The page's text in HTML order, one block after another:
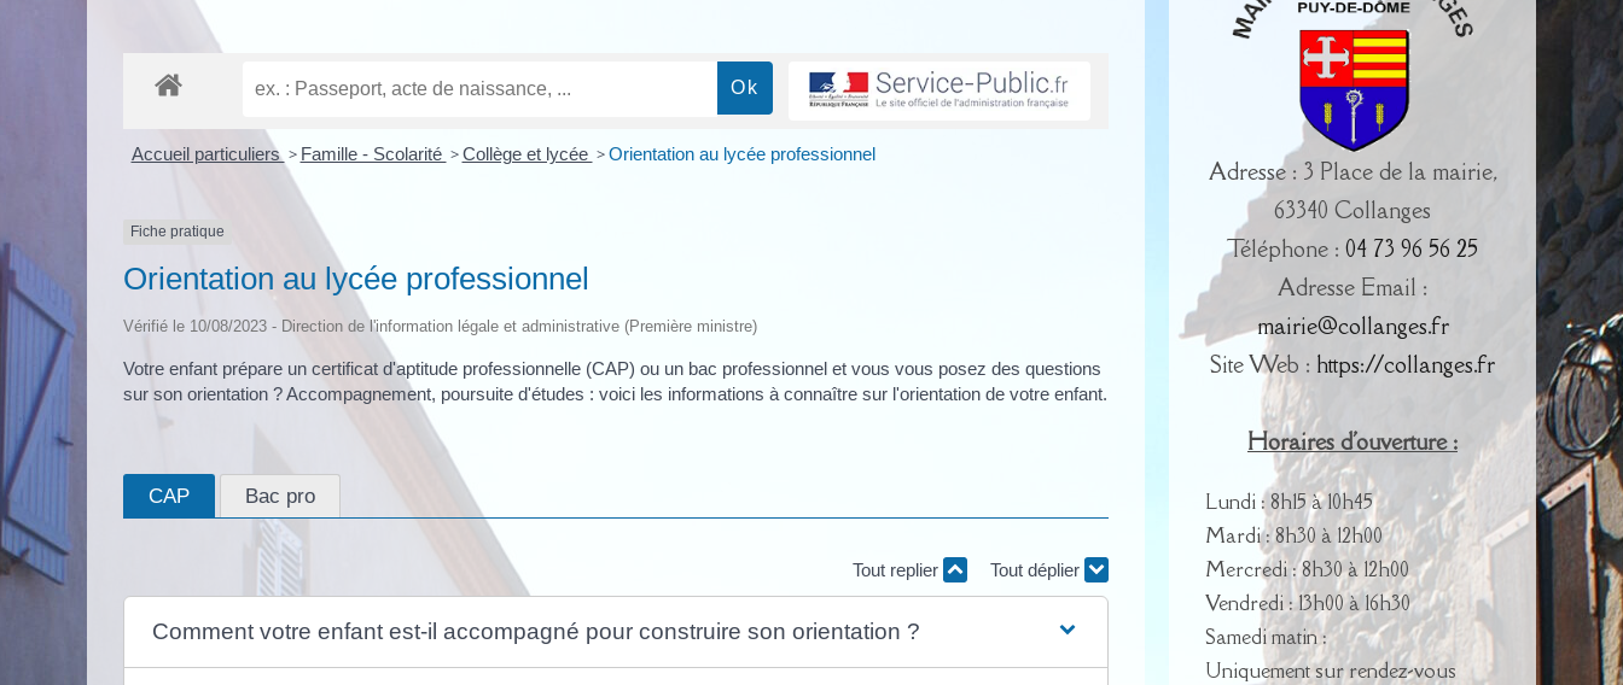
Accueil particuliers > Famille - Scolarité > Collège et lycée > Orientation au lycée professionnel
Fiche pratique
Orientation au lycée professionnel
Vérifié le 10/08/2023 - Direction de l'information légale et administrative (Première ministre)
Votre enfant prépare un certificat d'aptitude professionnelle (CAP) ou un bac professionnel et vous vous posez des questions
sur son orientation ? Accompagnement, poursuite d'études : voici les informations à connaître sur l'orientation de votre enfant.
CAP Bac pro
Tout replier Tout déplier
Comment votre enfant est-il accompagné pour construire son orientation ?
Adresse : 3 Place de la mairie,
63340 Collanges
Téléphone : 04 73 96 56 25
Adresse Email :
mairie@collanges.fr
Site Web : https://collanges.fr
Horaires d'ouverture :
Lundi : 8h15 à 10h45
Mardi : 8h30 à 12h00
Mercredi : 8h30 à 12h00
Vendredi : 13h00 à 16h30
Samedi matin :
Uniquement sur rendez-vous